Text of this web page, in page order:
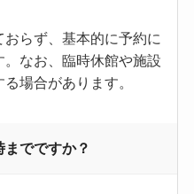
らず、基本的に予約に
なお、臨時休館や施設
場合があります。
でですか？